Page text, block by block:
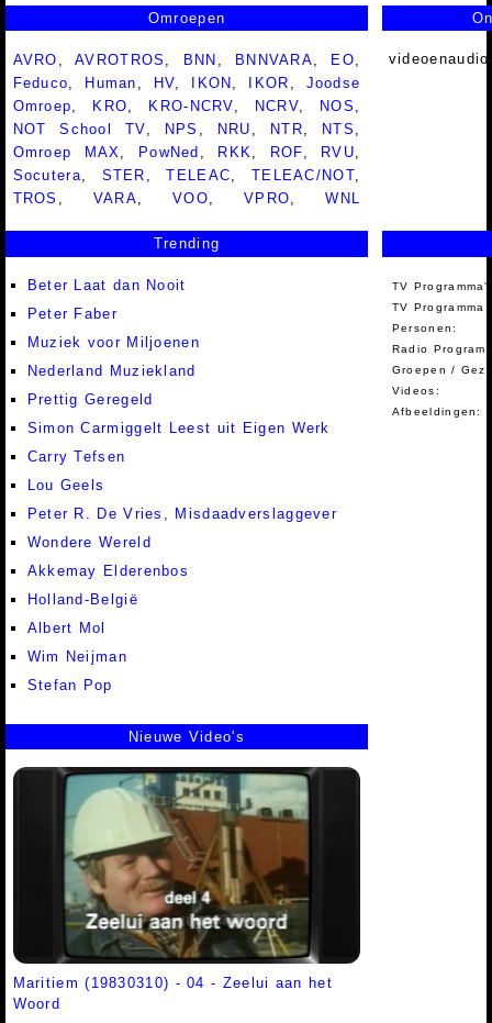
Omroepen
AVRO ,AVROTROS , BNN , BNNVARA, EO,
Feduco, Human , HV, IKON , IKOR , Joodse
Omroep, KRO, KRO-NCRV, NCRV, NOS ,
NOT School TV, NPS , NRU , NTR, NTS ,
Omroep MAX, PowNed , RKK, ROF, RVU,
Socutera, STER ,TELEAC, TELEAC/NOT,
TROS , VARA,VOO,VPRO,WNL
Trending
Beter Laat dan Nooit
Peter Faber
Muziek voor Miljoenen
Nederland Muziekland
Prettig Geregeld
Simon Carmiggelt Leest uit Eigen Werk
Carry Tefsen
Lou Geels
Peter R. De Vries, Misdaadverslaggever
Wondere Wereld
Akkemay Elderenbos
Holland-België
Albert Mol
Wim Neijman
Stefan Pop
TV
TV Programma
Personen:
Radio
Groepen /
Videos:
Afbeeldingen:
Nieuwe Video's
Maritiem (19830310) - 04 - Zeelui aan het
Woord